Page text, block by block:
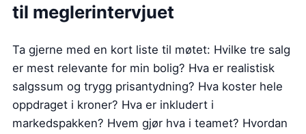
til meglerintervjuet
Ta gjerne med en kort liste til møtet: Hvilke tre salg
er mest relevante for min bolig? Hva er realistisk
salgssum og trygg prisantydning? Hva koster hele
oppdraget i kroner? Hva er inkludert i
markedspakken? Hvem gjør hva i teamet? Hvordan